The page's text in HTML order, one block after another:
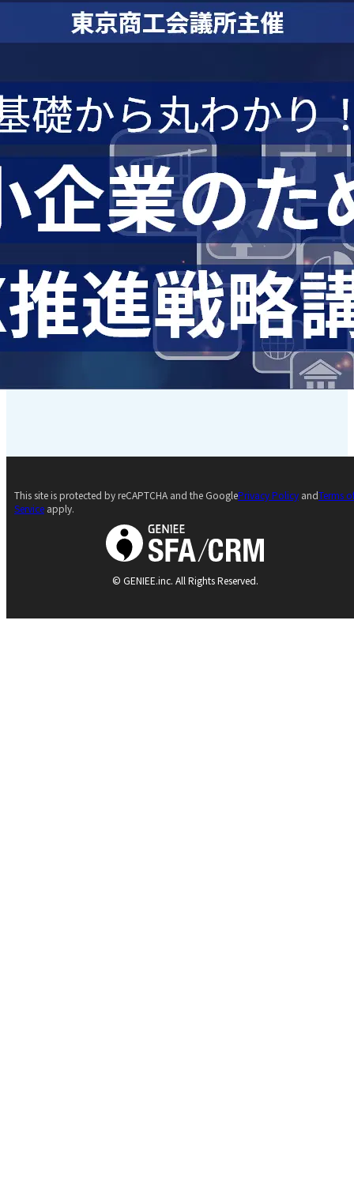
© GENIEE.inc. All Rights Reserved.
This site is protected by reCAPTCHA and the GooglePrivacy Policy andTerms
Service apply.